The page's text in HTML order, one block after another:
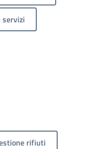
servizi
rifiuti